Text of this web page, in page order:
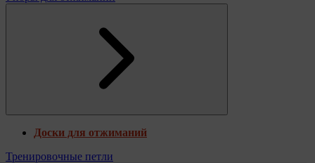
Доски для отжиманий
Тренировочные петли